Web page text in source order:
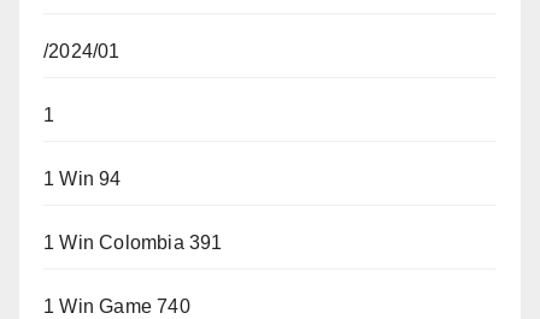
/2024/01
1
1 Win 94
1 Win Colombia 391
1 Win Game 740